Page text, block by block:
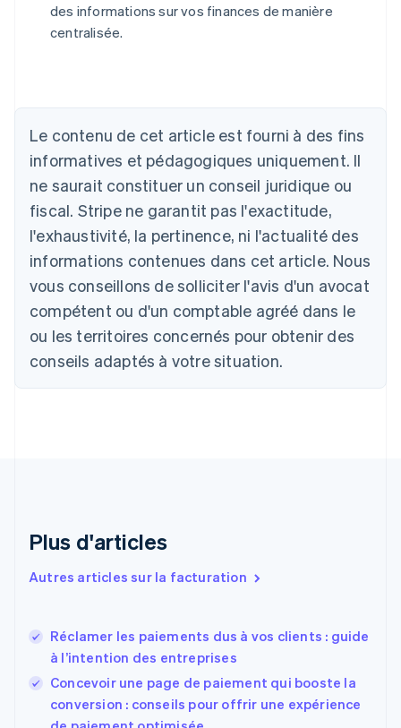
des informations sur vos finances de manière
centralisée.
Le contenu de cet article est fourni à des fins
informatives et pédagogiques uniquement. Il
ne saurait constituer un conseil juridique ou
fiscal. Stripe ne garantit pas l'exactitude,
l'exhaustivité, la pertinence, ni l'actualité des
informations contenues dans cet article. Nous
vous conseillons de solliciter l'avis d'un avocat
compétent ou d'un comptable agréé dans le
ou les territoires concernés pour obtenir des
conseils adaptés à votre situation.
Plus d'articles
Autres articles sur la facturation
Réclamer les paiements dus à vos clients : guide
à l’intention des entreprises
Concevoir une page de paiement qui booste la
conversion : conseils pour offrir une expérience
DeutschEnglish
English
Autriche
Deutsch English
Belgique
NederlandsFrançaisDeutschEnglish
Brésil
Bulgarie
English
Canada
English Français
Chine continentale
Espagne
Estonie
EnglishEspañol简体中文
Finlande
English Svenska
FrançaisEnglish